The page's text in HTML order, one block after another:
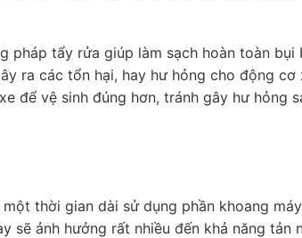
tẩy rửa giúp làm sạch hoàn toàn bụi
ra các tổn hại, hay hư hỏng cho động cơ
để vệ sinh đúng hơn, tránh gây hư hỏng
thời gian dài sử dụng phần khoang
sẽ ảnh hưởng rất nhiều đến khả năng tản